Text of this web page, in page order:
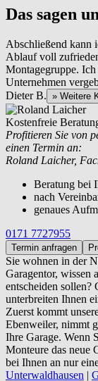
Das sagen
Abschließend kann
Ablauf voll
Montagegruppe.
Unternehmen
Dieter B. » Weitere
Kostenfreie
Profitieren Sie von
einen Termin an:
Roland Laicher,
Beratung bei
nach
genaues
0171 7727955
Termin anfragen
Sie wohnen in der
Garagentor, wissen
entscheiden sollen?
unterbreiten Ihnen
Zuerst kommt
Ebenweiler, nimmt
Ihre Garage. Wenn
Monteure das neue
bei Ihnen an nur
Unterwaldhausen |